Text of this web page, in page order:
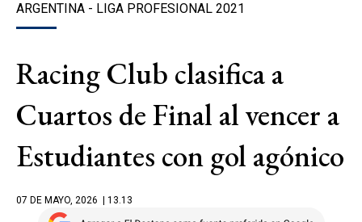
ARGENTINA - LIGA PROFESIONAL 2021
Racing Club clasifica a
Cuartos de Final al vencer a
Estudiantes con gol agónico
07 DE MAYO, 2026 | 13.13